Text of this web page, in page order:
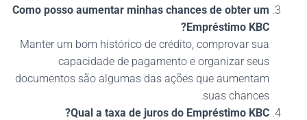
Como posso aumentar minhas chances de obter um
Empréstimo KBC?
Manter um bom histórico de crédito, comprovar sua
capacidade de pagamento e organizar seus
documentos são algumas das ações que aumentam
suas chances.
Qual a taxa de juros do Empréstimo KBC?